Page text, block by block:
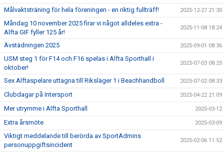
Målvaktsträning för hela föreningen - en riktig fullträff! 2025-12-27 21:30
Måndag 10 november 2025 firar vi något alldeles extra -
Alfta GIF fyller 125 år!
2025-11-08 18:24
Ävstädningen 2025 2025-09-01 08:36
USM steg 1 för F14 och F16 spelas i Alfta Sporthall i
oktober!
2025-07-03 08:25
Sex Alftaspelare uttagna till Riksläger 1 i Beachhandboll 2025-07-02 08:33
Clubdagar på Intersport 2025-04-22 21:09
Mer utrymme i Alfta Sporthall 2025-03-12
Extra årsmöte 2025-03-09
Viktigt meddelande till berörda av SportAdmins
personuppgiftsincident
2025-02-06 11:52